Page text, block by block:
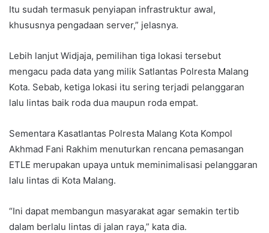
Itu sudah termasuk penyiapan infrastruktur awal,
khususnya pengadaan server,” jelasnya.
Lebih lanjut Widjaja, pemilihan tiga lokasi tersebut
mengacu pada data yang milik Satlantas Polresta Malang
Kota. Sebab, ketiga lokasi itu sering terjadi pelanggaran
lalu lintas baik roda dua maupun roda empat.
Sementara Kasatlantas Polresta Malang Kota Kompol
Akhmad Fani Rakhim menuturkan rencana pemasangan
ETLE merupakan upaya untuk meminimalisasi pelanggaran
lalu lintas di Kota Malang.
“Ini dapat membangun masyarakat agar semakin tertib
dalam berlalu lintas di jalan raya,” kata dia.